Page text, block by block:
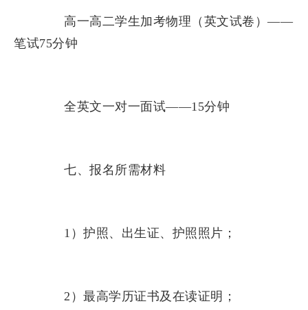
高一高二学生加考物理（英文试卷）——
笔试75分钟
全英文一对一面试——15分钟
七、报名所需材料
1）护照、出生证、护照照片；
2）最高学历证书及在读证明；